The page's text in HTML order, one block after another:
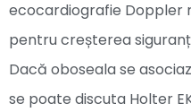
ecocardiografie Doppler
pentru creșterea
Dacă oboseala se
se poate discuta Holter